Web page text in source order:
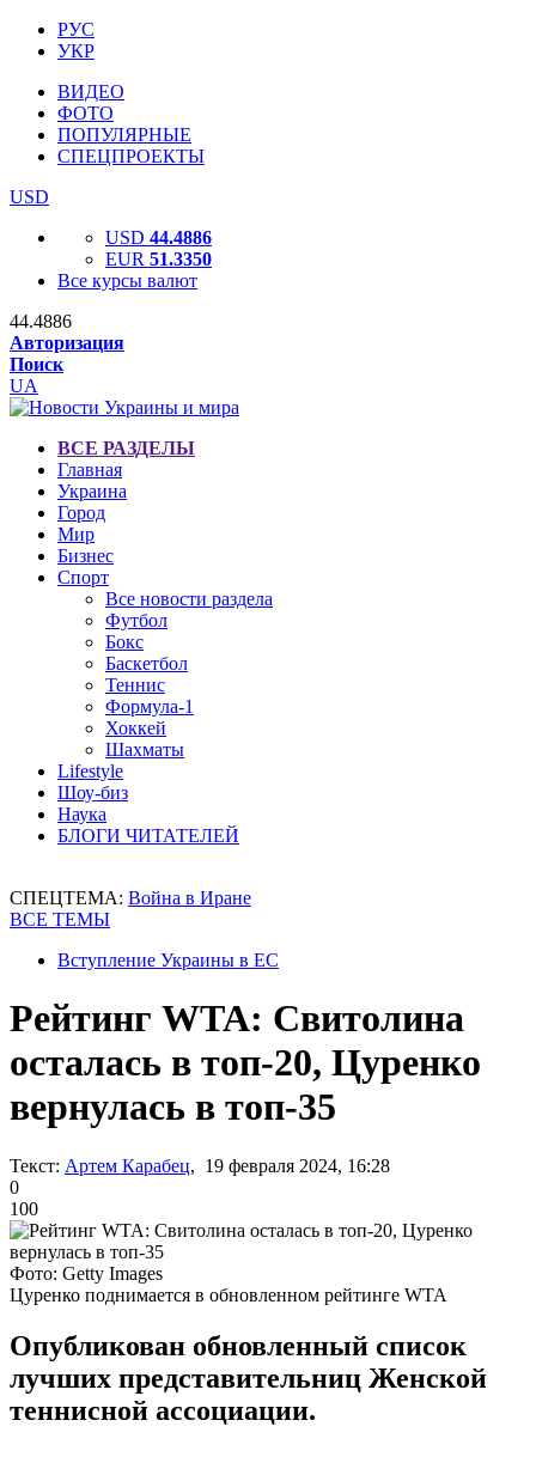
РУС
УКР
ВИДЕО
ФОТО
ПОПУЛЯРНЫЕ
СПЕЦПРОЕКТЫ
USD
USD 44.4886
EUR 51.3350
Все курсы валют
44.4886
Авторизация
Поиск
UA
ВСЕ РАЗДЕЛЫ
Главная
Украина
Город
Мир
Бизнес
Спорт
Все новости раздела
Футбол
Бокс
Баскетбол
Теннис
Формула-1
Хоккей
Шахматы
Lifestyle
Шоу-биз
Наука
БЛОГИ ЧИТАТЕЛЕЙ
СПЕЦТЕМА: Война в Иране
ВСЕ ТЕМЫ
Вступление Украины в ЕС
Рейтинг WTA: Свитолина
осталась в топ-20, Цуренко
вернулась в топ-35
Текст: Артем Карабец, 19 февраля 2024, 16:28
0
100
Фото: Getty Images
Цуренко поднимается в обновленном рейтинге WTA
Опубликован обновленный список
лучших представительниц Женской
теннисной ассоциации.